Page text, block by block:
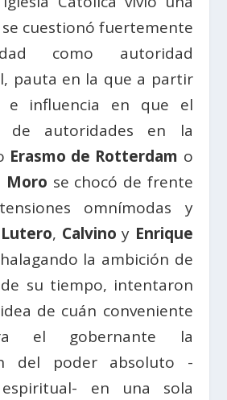
cuestionó fuertemente
como autoridad
pauta en la que a partir
e influencia en que el
de autoridades en la
Erasmo de Rotterdam o
Moro se chocó de frente
omnímodas y
Lutero, Calvino y Enrique
la ambición de
su tiempo, intentaron
de cuán conveniente
el gobernante la
del poder absoluto -
en una sola